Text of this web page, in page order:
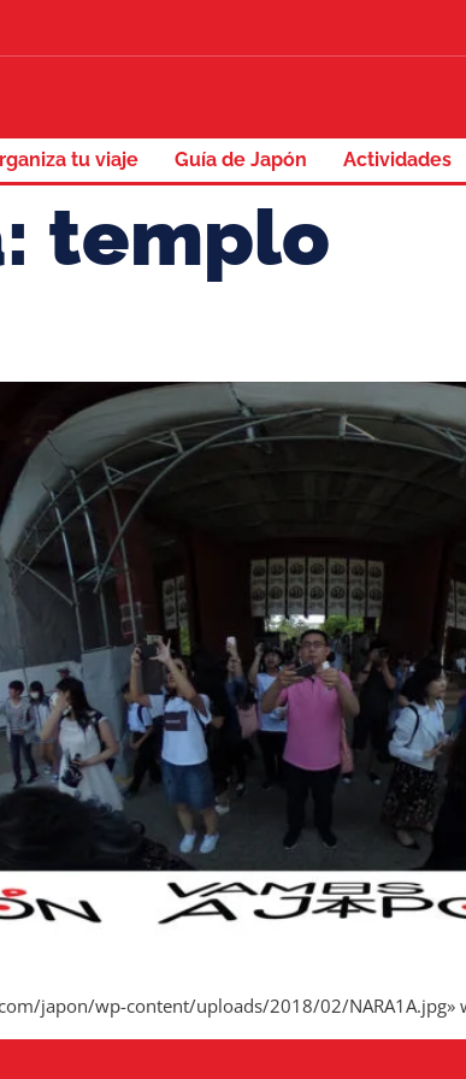
tu viaje Guía de Japón Actividades
templo
japon/wp-content/uploads/2018/02/NARA1A.jpg»